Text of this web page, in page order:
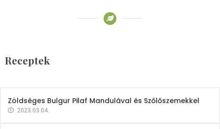
Receptek
2023.03.06.
Zöldséges Bulgur Pilaf Mandulával és Szőlőszemekkel
2023.03.04.